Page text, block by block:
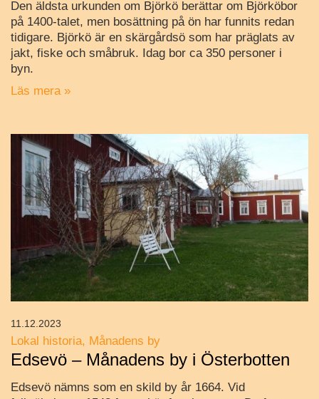
Den äldsta urkunden om Björkö berättar om Björköbor
på 1400-talet, men bosättning på ön har funnits redan
tidigare. Björkö är en skärgårdsö som har präglats av
jakt, fiske och småbruk. Idag bor ca 350 personer i
byn.
Läs mera »
Lokal historia Månadens by
Edsevö – Månadens by i Österbotten
Edsevö nämns som en skild by år 1664. Vid
11.12.2023